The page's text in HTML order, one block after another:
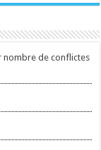
nombre de conflictes